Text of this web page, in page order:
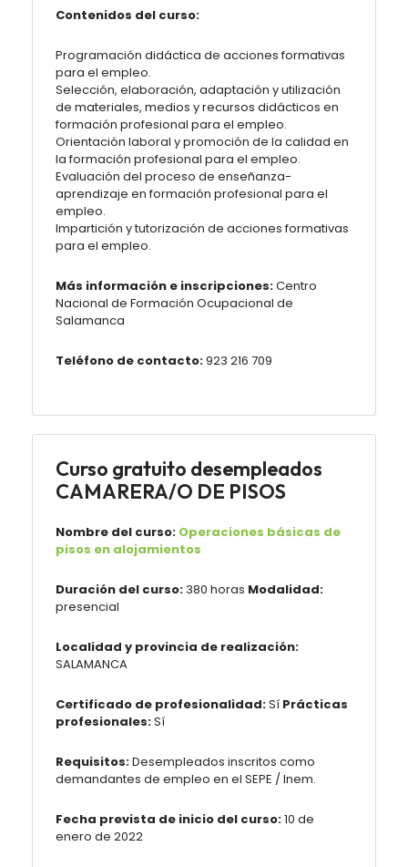
Contenidos del curso:
Programación didáctica de acciones formativas
para el empleo.
Selección, elaboración, adaptación y utilización
de materiales, medios y recursos didácticos en
formación profesional para el empleo.
Orientación laboral y promoción de la calidad en
la formación profesional para el empleo.
Evaluación del proceso de enseñanza-
aprendizaje en formación profesional para el
empleo.
Impartición y tutorización de acciones formativas
para el empleo.
Más información e inscripciones:Centro
Nacional de Formación Ocupacional de
Salamanca
Teléfono de contacto:923 216 709
Curso gratuito desempleados
CAMARERA/O DE PISOS
Nombre del curso: Operaciones básicas de
pisos en alojamientos
Duración del curso: 380 horas Modalidad:
presencial
Localidad y provincia de realización:
SALAMANCA
Certificado de profesionalidad:Sí Prácticas
profesionales:Sí
Requisitos:Desempleados inscritos como
demandantes de empleo en el SEPE / Inem.
Fecha prevista de inicio del curso:10 de
enero de 2022